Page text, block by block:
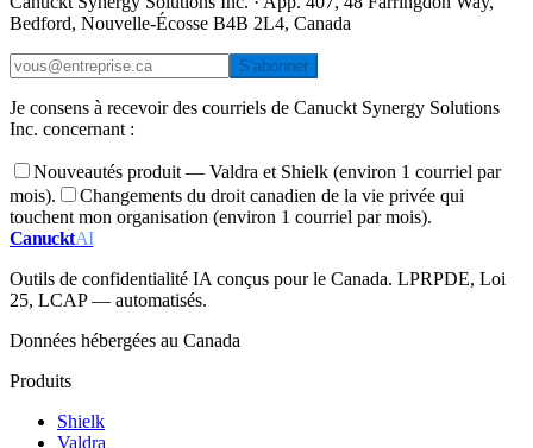
Bedford, Nouvelle-Écosse B4B 2L4, Canada
S’abonner
Je consens à recevoir des courriels de Canuckt Synergy Solutions
Inc. concernant :
Nouveautés produit — Valdra et Shielk (environ 1 courriel par
mois).
Changements du droit canadien de la vie privée qui
touchent mon organisation (environ 1 courriel par mois).
CanucktAI
Outils de confidentialité IA conçus pour le Canada. LPRPDE, Loi
25, LCAP — automatisés.
Données hébergées au Canada
Produits
Shielk
Valdra